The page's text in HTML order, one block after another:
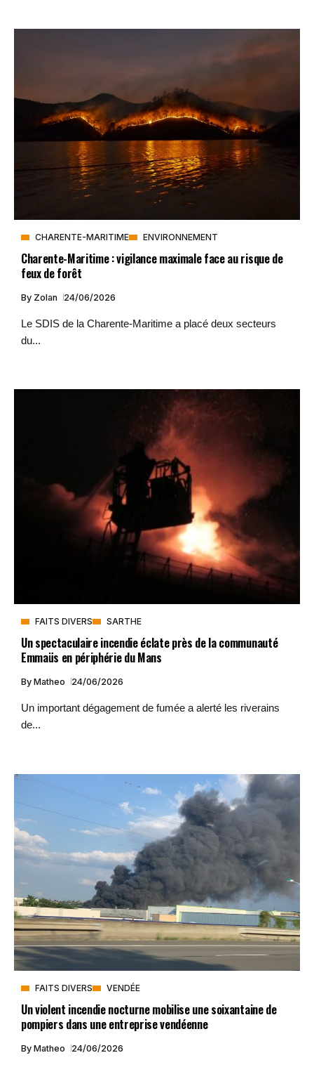
CHARENTE-MARITIME ENVIRONNEMENT
Charente-Maritime : vigilance maximale face au risque de
feux de forêt
By Zolan 24/06/2026
Le SDIS de la Charente-Maritime a placé deux secteurs
du...
FAITS DIVERS SARTHE
Un spectaculaire incendie éclate près de la communauté
Emmaüs en périphérie du Mans
By Matheo 24/06/2026
Un important dégagement de fumée a alerté les riverains
de...
FAITS DIVERS VENDÉE
Un violent incendie nocturne mobilise une soixantaine de
pompiers dans une entreprise vendéenne
By Matheo 24/06/2026